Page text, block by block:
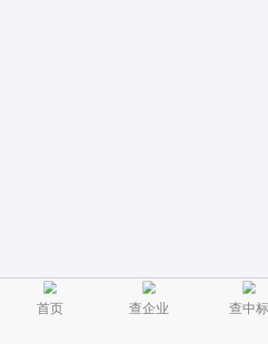
首页 查企业 查中标